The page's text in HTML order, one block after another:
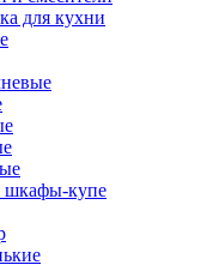
для кухни
шкафы-купе